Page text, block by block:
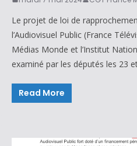
Le projet de loi de
l’Audiovisuel Public (France
Médias Monde et l’Institut
examiné par les députés les 23
Read More